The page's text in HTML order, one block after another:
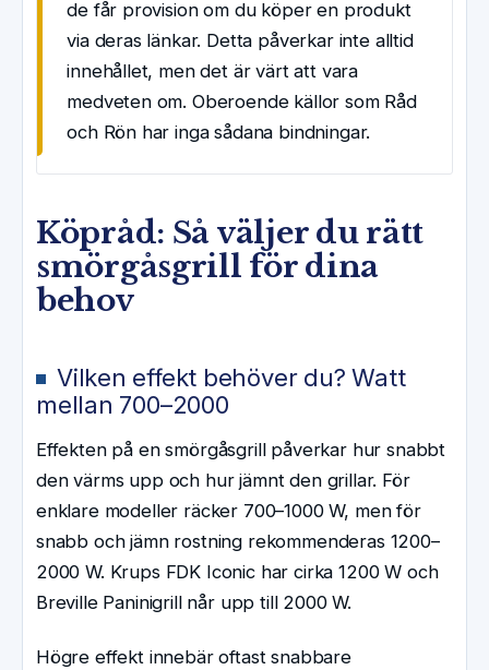
de får provision om du köper en produkt
via deras länkar. Detta påverkar inte alltid
innehållet, men det är värt att vara
medveten om. Oberoende källor som Råd
och Rön har inga sådana bindningar.
Köpråd: Så väljer du rätt
smörgåsgrill för dina
behov
Vilken effekt behöver du? Watt
mellan 700–2000
Effekten på en smörgåsgrill påverkar hur snabbt
den värms upp och hur jämnt den grillar. För
enklare modeller räcker 700–1000 W, men för
snabb och jämn rostning rekommenderas 1200–
2000 W. Krups FDK Iconic har cirka 1200 W och
Breville Paninigrill når upp till 2000 W.
Högre effekt innebär oftast snabbare